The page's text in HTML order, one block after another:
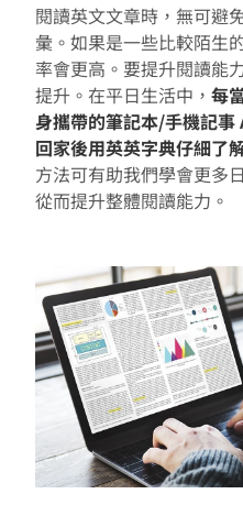
閱讀英文文章時，無可避
彙。如果是一些比較陌生
率會更高。要提升閱讀能
提升。在平日生活中， 每
身攜帶的筆記本/手機記事
回家後用英英字典仔細了
方法可有助我們學會更多
從而提升整體閱讀能力。